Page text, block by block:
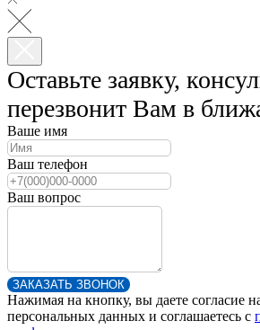
Оставьте заявку,
перезвонит Вам в
Ваше имя
Ваш телефон
Ваш вопрос
ЗАКАЗАТЬ ЗВОНОК
Нажимая на кнопку, вы даете согласие
персональных данных и соглашаетесь c